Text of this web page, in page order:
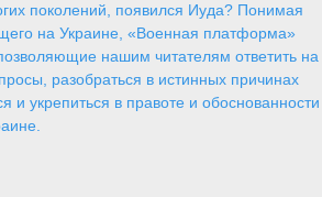
поколений, появился Иуда? Понимая
на Украине, «Военная платформа»
нашим читателям ответить на
разобраться в истинных причинах
и укрепиться в правоте и обоснованности